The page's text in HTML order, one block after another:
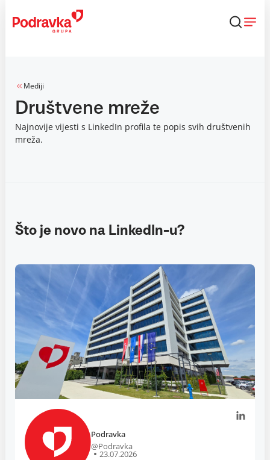
content
Mediji
Društvene mreže
Najnovije vijesti s LinkedIn profila te popis svih društvenih
mreža.
Što je novo na LinkedIn-u?
Podravka
@Podravka
23.07.2026